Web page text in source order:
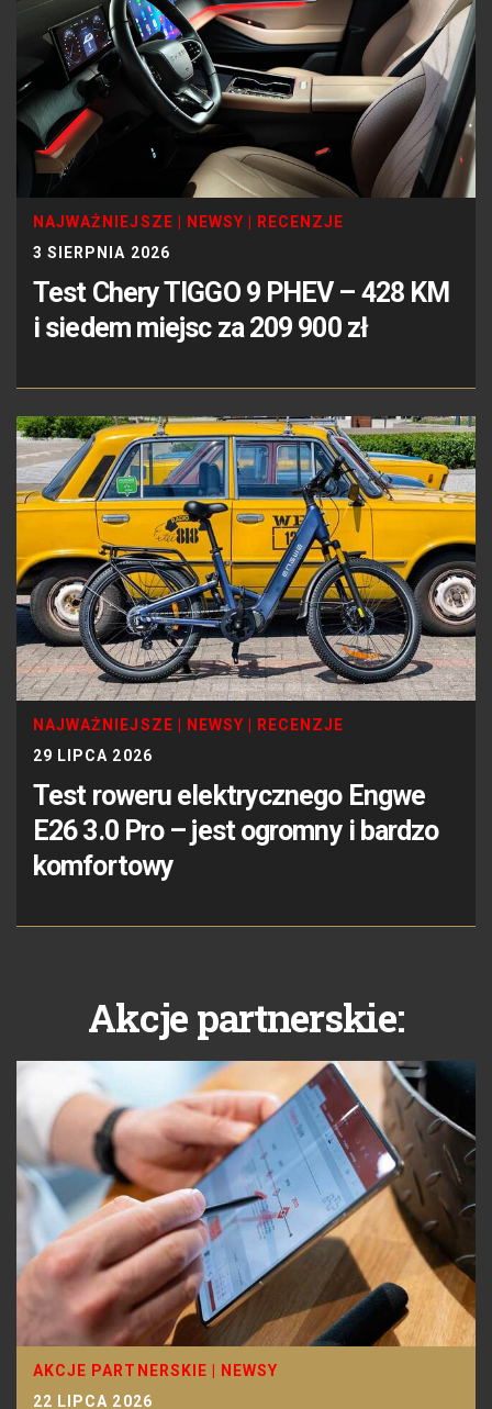
NAJWAŻNIEJSZE NEWSY
RECENZJE
3 SIERPNIA 2026
Test Chery TIGGO 9 PHEV – 428 KM
i siedem miejsc za 209 900 zł
NAJWAŻNIEJSZE NEWSY
RECENZJE
29 LIPCA 2026
Test roweru elektrycznego Engwe
E26 3.0 Pro – jest ogromny i bardzo
komfortowy
Akcje partnerskie:
AKCJE PARTNERSKIE
NEWSY
22 LIPCA 2026